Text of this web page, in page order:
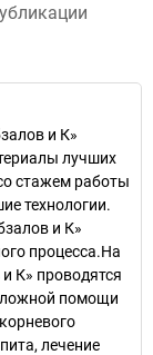
и К»
лучших
стажем работы
технологии.
и К»
процесса.На
К» проводятся
помощи
лечение